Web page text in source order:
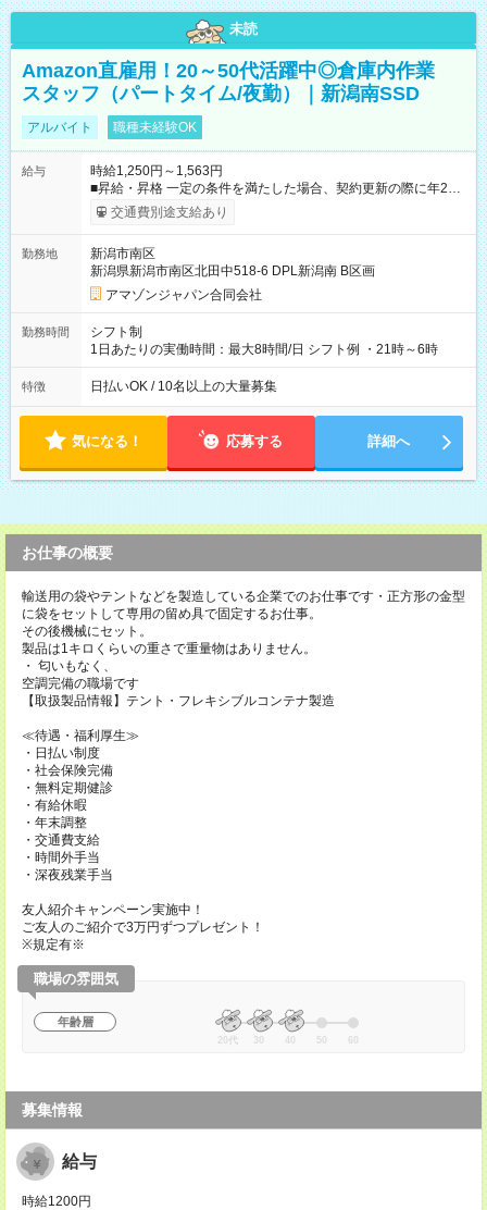
未読
Amazon直雇用！20～50代活躍中◎倉庫内作業
スタッフ（パートタイム/夜勤）｜新潟南SSD
アルバイト 職種未経験OK
給与
時給1,250円～1,563円
■昇給・昇格 一定の条件を満たした場合、契約更新の際に年2回
まで昇給の機会があります。 ■正社員登用制度あり ※月末締/翌
月25日支払い ※時間外手当、別途支給 ※深夜割増賃金 (22:00～
☆Amazon直雇用で安定して働けます！ 【試用期間】試用期間
あり 試用期間の長さ：1週間 雇用形態、給与は本採用時と同じ
です。
交通費別途支給あり
勤務地
新潟市南区
新潟県新潟市南区北田中518-6 DPL新潟南 B区画
アマゾンジャパン合同会社
勤務時間
シフト制
1日あたりの実働時間：最大8時間/日 シフト例 ・21時～6時
特徴 日払いOK / 10名以上の大量募集
気になる！ 応募する 詳細へ
お仕事の概要
輸送用の袋やテントなどを製造している企業でのお仕事です・正方形の金型
に袋をセットして専用の留め具で固定するお仕事。
その後機械にセット。
製品は1キロくらいの重さで重量物はありません。
・ 匂いもなく、
空調完備の職場です
【取扱製品情報】テント・フレキシブルコンテナ製造
≪待遇・福利厚生≫
・日払い制度
・社会保険完備
・無料定期健診
・有給休暇
・年末調整
・交通費支給
・時間外手当
・深夜残業手当
友人紹介キャンペーン実施中！
ご友人のご紹介で3万円ずつプレゼント！
※規定有※
職場の雰囲気
年齢層
20代 30 40 50 60
募集情報
給与
時給1200円